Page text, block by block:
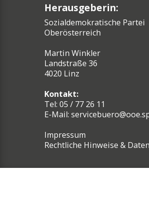
Herausgeberin:
Sozialdemokratische Partei
Oberösterreich
Martin Winkler
Landstraße 36
4020 Linz
Kontakt:
Tel: 05 / 77 26 11
E-Mail:
Impressum
Rechtliche Hinweise &